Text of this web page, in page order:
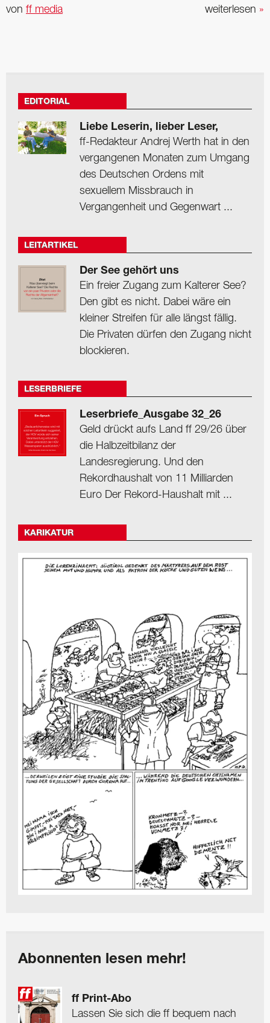
weiterlesen »
von ff media
EDITORIAL
Liebe Leserin, lieber Leser,
ff-Redakteur Andrej Werth hat in den
vergangenen Monaten zum Umgang
des Deutschen Ordens mit
sexuellem Missbrauch in
Vergangenheit und Gegenwart ...
LEITARTIKEL
Der See gehört uns
Ein freier Zugang zum Kalterer See?
Den gibt es nicht. Dabei wäre ein
kleiner Streifen für alle längst fällig.
Die Privaten dürfen den Zugang nicht
blockieren.
LESERBRIEFE
Leserbriefe_Ausgabe 32_26
Geld drückt aufs Land ff 29/26 über
die Halbzeitbilanz der
Landesregierung. Und den
Rekordhaushalt von 11 Milliarden
Euro Der Rekord-Haushalt mit ...
KARIKATUR
Abonnenten lesen mehr!
ff Print-Abo
Lassen Sie sich die ff bequem nach